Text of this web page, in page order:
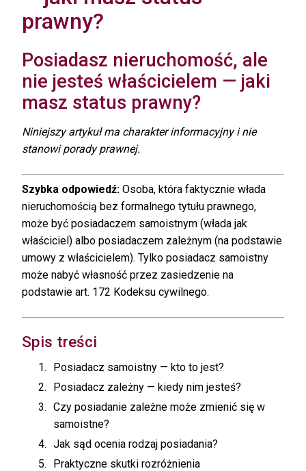
prawny?
Posiadasz nieruchomość, ale
nie jesteś właścicielem — jaki
masz status prawny?
Niniejszy artykuł ma charakter informacyjny i nie
stanowi porady prawnej.
Szybka odpowiedź: Osoba, która faktycznie włada
nieruchomością bez formalnego tytułu prawnego,
może być posiadaczem samoistnym (włada jak
właściciel) albo posiadaczem zależnym (na podstawie
umowy z właścicielem). Tylko posiadacz samoistny
może nabyć własność przez zasiedzenie na
podstawie art. 172 Kodeksu cywilnego.
Spis treści
Posiadacz samoistny — kto to jest?
Posiadacz zależny — kiedy nim jesteś?
Czy posiadanie zależne może zmienić się w
samoistne?
Jak sąd ocenia rodzaj posiadania?
Praktyczne skutki rozróżnienia